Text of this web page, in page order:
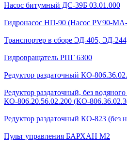
Насос битумный ДС-39Б 03.01.000
Гидронасос НП-90 (Насос PV90-
Транспортер в сборе ЭД-405, ЭД-
Гидровращатель РПГ 6300
Редуктор раздаточный КО-
Редуктор раздаточный, без
КО-806.20.56.02.200 (КО-
Редуктор раздаточный КО-823 (без
Пульт управления БАРХАН М2